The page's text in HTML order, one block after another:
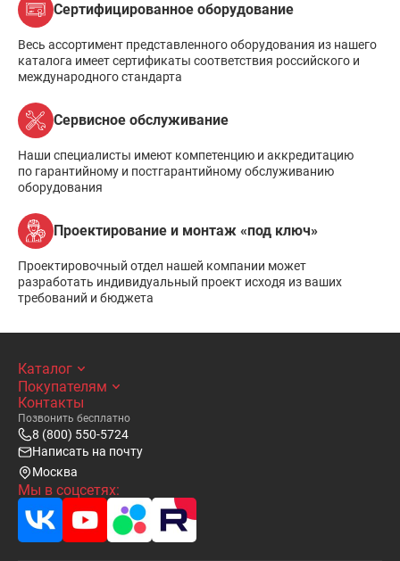
Сертифицированное оборудование
Весь ассортимент представленного оборудования из нашего
каталога имеет сертификаты соответствия российского и
международного стандарта
Сервисное обслуживание
Наши специалисты имеют компетенцию и аккредитацию
по гарантийному и постгарантийному обслуживанию
оборудования
Проектирование и монтаж «под ключ»
Проектировочный отдел нашей компании может
разработать индивидуальный проект исходя из ваших
требований и бюджета
Каталог
Покупателям
Контакты
Позвонить бесплатно
8 (800) 550-5724
Написать на почту
Москва
Мы в соцсетях: